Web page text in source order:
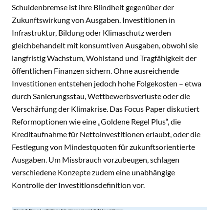
Schuldenbremse ist ihre Blindheit gegenüber der
Zukunftswirkung von Ausgaben. Investitionen in
Infrastruktur, Bildung oder Klimaschutz werden
gleichbehandelt mit konsumtiven Ausgaben, obwohl sie
langfristig Wachstum, Wohlstand und Tragfähigkeit der
öffentlichen Finanzen sichern. Ohne ausreichende
Investitionen entstehen jedoch hohe Folgekosten – etwa
durch Sanierungsstau, Wettbewerbsverluste oder die
Verschärfung der Klimakrise. Das Focus Paper diskutiert
Reformoptionen wie eine „Goldene Regel Plus“, die
Kreditaufnahme für Nettoinvestitionen erlaubt, oder die
Festlegung von Mindestquoten für zukunftsorientierte
Ausgaben. Um Missbrauch vorzubeugen, schlagen
verschiedene Konzepte zudem eine unabhängige
Kontrolle der Investitionsdefinition vor.